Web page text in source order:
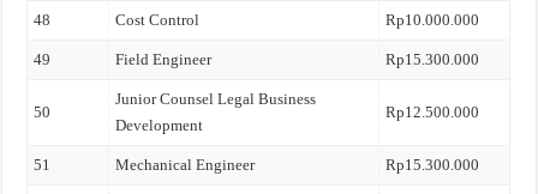
48 Cost Control Rp10.000.000
49 Field Engineer Rp15.300.000
50
Junior Counsel Legal Business
Development
Rp12.500.000
51 Mechanical Engineer Rp15.300.000